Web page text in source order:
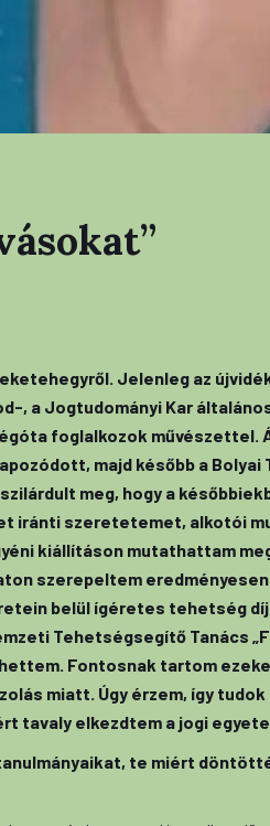
Jelenleg az
, a Jogtudományi Kar
foglalkozok művészettel.
majd később a
meg, hogy a
iránti szeretetemet, alkotói
kiállításon mutathattam
szerepeltem
belül ígéretes tehetség
Tehetségsegítő Tanács
Fontosnak tartom
miatt. Úgy érzem, így
tavaly elkezdtem a jogi
te miért